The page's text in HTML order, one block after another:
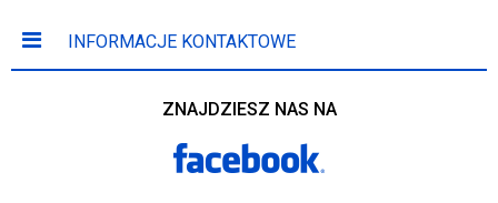
INFORMACJE KONTAKTOWE
ZNAJDZIESZ NAS NA